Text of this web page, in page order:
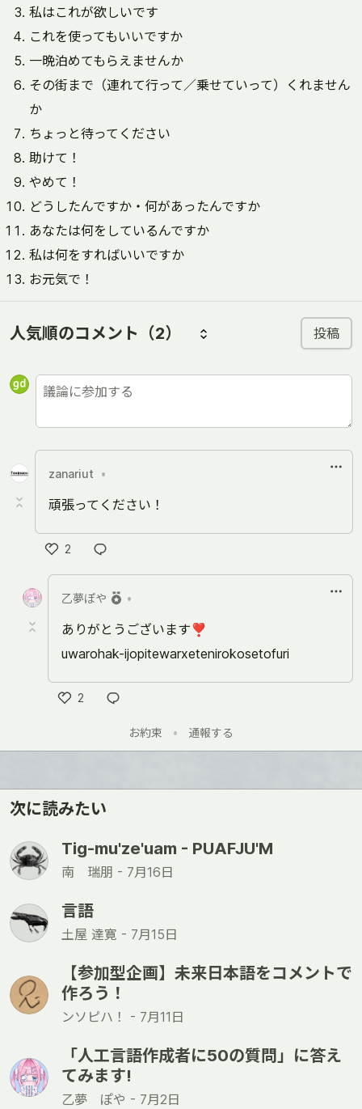
私はこれが欲しいです
これを使ってもいいですか
一晩泊めてもらえませんか
その街まで（連れて行って／乗せていって）くれません
か
ちょっと待ってください
助けて！
やめて！
どうしたんですか・何があったんですか
あなたは何をしているんですか
私は何をすればいいですか
お元気で！
人気順のコメント （2） 投稿
zanariut •
頑張ってください！
2
い
ね乙夢ぽや •
ありがとうございます❣
uwarohak-ijopitewarxetenirokosetofuri
2
ね
お約束 • 通報する
次に読みたい
Тig-mu'ze'uam - PUAFJU'M
南 瑞朋 - 7月16日
言語
土屋 達寛 - 7月15日
【参加型企画】未来日本語をコメントで
作ろう！
ンソピハ！ - 7月11日
「人工言語作成者に50の質問」に答え
てみます!
乙夢 ぽや - 7月2日